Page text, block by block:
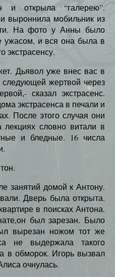
и открыла “галерею”.
выроннила мобильник из
На фото у Анны было
ужасом, и вся она была в
экстрасенсу.
Дьявол уже внес вас в
следующей жертвой через
сказал экстрасенс.
экстрасенса в печали и
После этого случая они
словно витали в
и бледные. 16 числа
занятий домой к Антону.
Дверь была открыта.
в поисках Антона.
был зарезан. Было
вырезан ножом тот же
не выдержала такого
в обморок. Игорь вызвал
очнулась.